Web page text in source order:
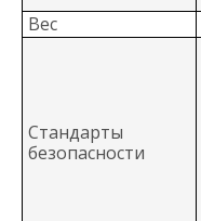
Вес
Стандарты
безопасности